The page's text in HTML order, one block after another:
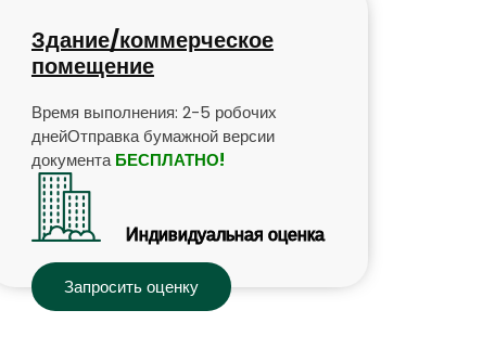
Здание/коммерческое
помещение
Время выполнения: 2-5 робочих
днейОтправка бумажной версии
документаБЕСПЛАТНО!
Индивидуальная оценка
Запросить оценку